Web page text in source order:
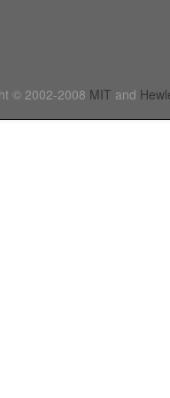
© 2002-2008 MIT and